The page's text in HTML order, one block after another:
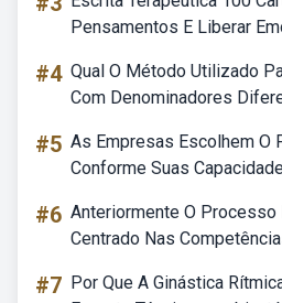
Pensamentos E Liberar
#4 Qual O Método Utilizado
Com Denominadores
#5 As Empresas Escolhem O
Conforme Suas
#6 Anteriormente O Processo
Centrado Nas
#7 Por Que A Ginástica